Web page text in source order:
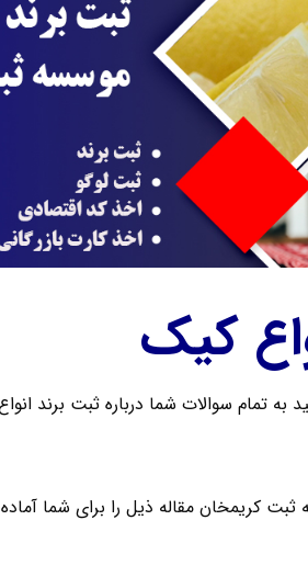
کیک
به تمام سوالات شما درباره ثبت برند
مقاله ذیل را برای شما آماده